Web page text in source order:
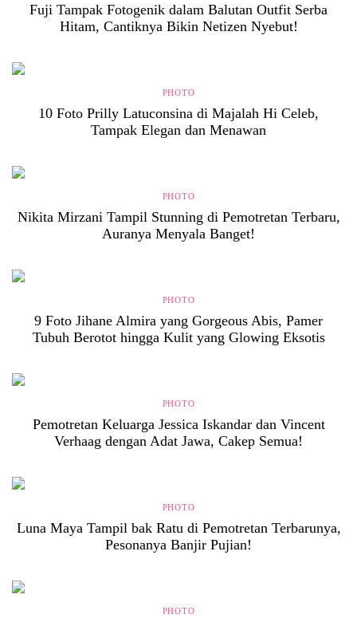
Fuji Tampak Fotogenik dalam Balutan Outfit Serba
Hitam, Cantiknya Bikin Netizen Nyebut!
PHOTO
10 Foto Prilly Latuconsina di Majalah Hi Celeb,
Tampak Elegan dan Menawan
PHOTO
Nikita Mirzani Tampil Stunning di Pemotretan Terbaru,
Auranya Menyala Banget!
PHOTO
9 Foto Jihane Almira yang Gorgeous Abis, Pamer
Tubuh Berotot hingga Kulit yang Glowing Eksotis
PHOTO
Pemotretan Keluarga Jessica Iskandar dan Vincent
Verhaag dengan Adat Jawa, Cakep Semua!
PHOTO
Luna Maya Tampil bak Ratu di Pemotretan Terbarunya,
Pesonanya Banjir Pujian!
PHOTO